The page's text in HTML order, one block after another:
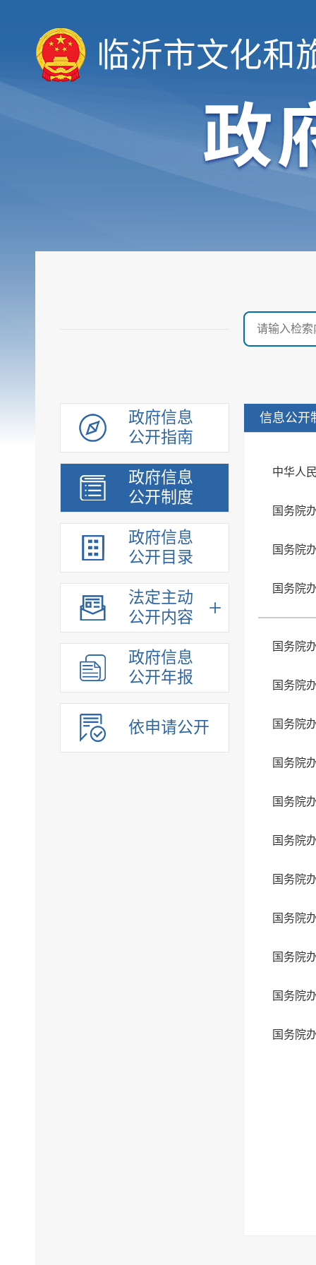
临沂市文化和
政府信息
公开指南
政府信息
公开制度
政府信息
公开目录
法定主动
公开内容
政府信息
公开年报
依申请公开
信息公开
中华人
国务院
国务院